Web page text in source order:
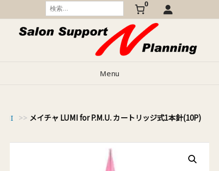
to
content
検
索:
0
Menu
>> メイチャ LUMI for P.M.U. カートリッジ式1本針(10P)